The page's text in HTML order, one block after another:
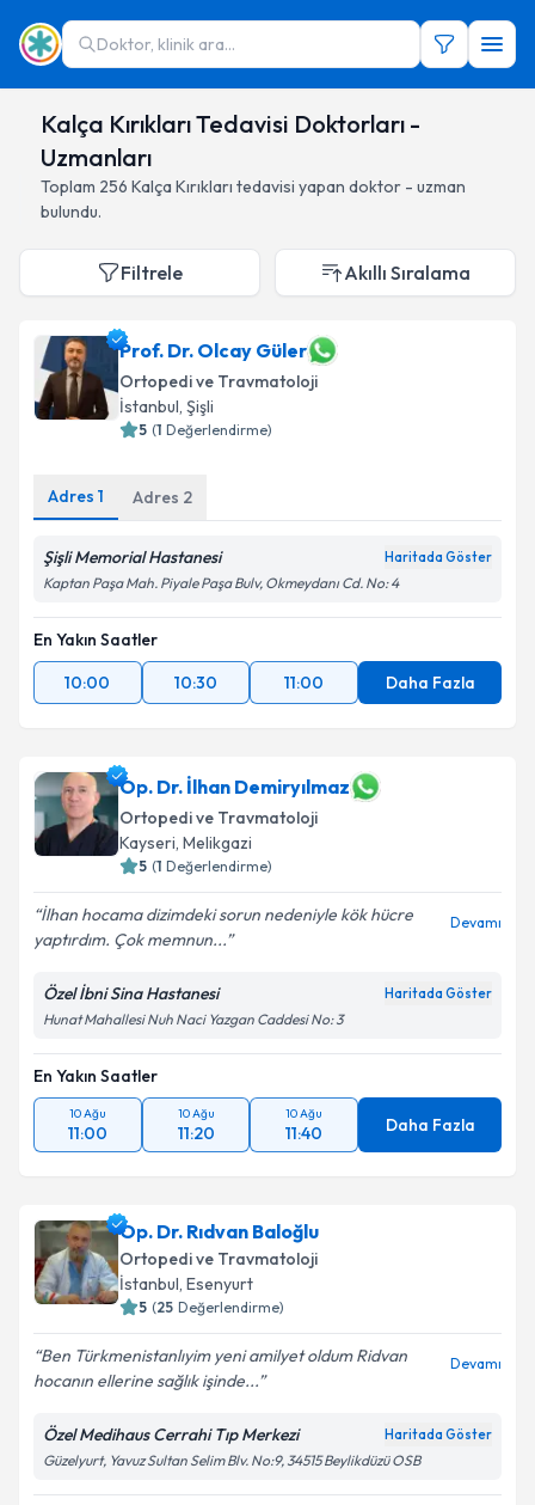
Doktor, klinik ara...
Kalça Kırıkları Tedavisi Doktorları -
Uzmanları
Toplam 256 Kalça Kırıkları tedavisi yapan doktor - uzman
bulundu.
Filtrele Akıllı Sıralama
Prof. Dr. Olcay Güler
Ortopedi ve Travmatoloji
İstanbul, Şişli
5 (1 Değerlendirme)
Adres 1 Adres 2
Şişli Memorial Hastanesi Haritada Göster
Kaptan Paşa Mah. Piyale Paşa Bulv, Okmeydanı Cd. No: 4
En Yakın Saatler
10:00
10:30 11:00 Daha Fazla
Op. Dr. İlhan Demiryılmaz
Ortopedi ve Travmatoloji
Kayseri, Melikgazi
5 (1 Değerlendirme)
İlhan hocama dizimdeki sorun nedeniyle kök hücre
yaptırdım. Çok memnun...
Devamı
Özel İbni Sina Hastanesi Haritada Göster
Hunat Mahallesi Nuh Naci Yazgan Caddesi No: 3
En Yakın Saatler
10 Ağu
11:00
10 Ağu
11:20
10 Ağu
11:40 Daha Fazla
Op. Dr. Rıdvan Baloğlu
Ortopedi ve Travmatoloji
İstanbul, Esenyurt
5 (25 Değerlendirme)
Ben Türkmenistanlıyim yeni amilyet oldum Ridvan
hocanın ellerine sağlık işinde...
Devamı
Özel Medihaus Cerrahi Tıp Merkezi Haritada Göster
Güzelyurt, Yavuz Sultan Selim Blv. No:9, 34515 Beylikdüzü OSB